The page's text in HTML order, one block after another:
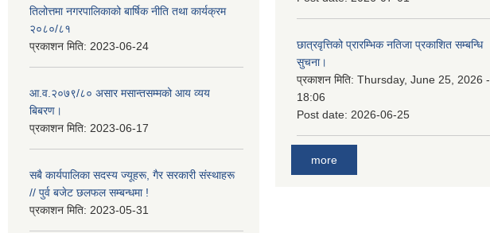
तिलोत्तमा नगरपालिकाको बार्षिक नीति तथा कार्यक्रम
२०८०/८१
प्रकाशन मिति: 2023-06-24
आ.व.२०७९/८० असार मसान्तसम्मको आय व्यय
बिबरण।
प्रकाशन मिति: 2023-06-17
सबै कार्यपालिका सदस्य ज्यूहरू, गैर सरकारी संस्थाहरू
// पुर्व बजेट छलफल सम्बन्धमा !
प्रकाशन मिति: 2023-05-31
छात्रवृत्तिको प्रारम्भिक नतिजा प्रकाशित सम्बन्धि
सुचना।
प्रकाशन मिति: Thursday, June 25, 2026 -
18:06
Post date: 2026-06-25
more